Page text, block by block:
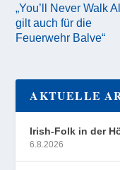
„You’ll Never Walk
gilt auch für die
Feuerwehr Balve“
AKTUELLE
Irish-Folk in der
6.8.2026